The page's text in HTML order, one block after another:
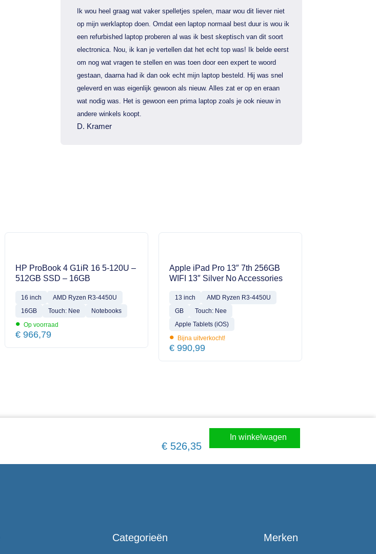
Ik wou heel graag wat vaker spelletjes spelen, maar wou dit liever niet
op mijn werklaptop doen. Omdat een laptop normaal best duur is wou ik
een refurbished laptop proberen al was ik best skeptisch van dit soort
electronica. Nou, ik kan je vertellen dat het echt top was! Ik belde eerst
om nog wat vragen te stellen en was toen door een expert te woord
gestaan, daarna had ik dan ook echt mijn laptop besteld. Hij was snel
geleverd en was eigenlijk gewoon als nieuw. Alles zat er op en eraan
wat nodig was. Het is gewoon een prima laptop zoals je ook nieuw in
andere winkels koopt.
D. Kramer
HP ProBook 4 G1iR 16 5-120U –
512GB SSD – 16GB
16 inch
AMD Ryzen R3-4450U
16GB
Touch: Nee Notebooks
• Op voorraad
€ 966,79
Apple iPad Pro 13″ 7th 256GB
WIFI 13″ Silver No Accessories
13 inch
AMD Ryzen R3-4450U
GB
Touch: Nee
Apple Tablets (iOS)
• Bijna uitverkocht!
€ 990,99
€ 526,35
In winkelwagen
Categorieën Merken